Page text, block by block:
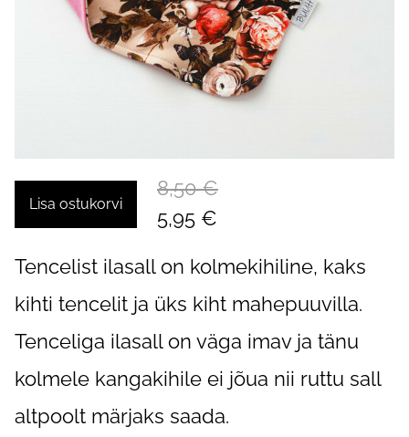
Lisa ostukorvi
8,50 €
5,95 €
Tencelist ilasall on kolmekihiline, kaks
kihti tencelit ja üks kiht mahepuuvilla.
Tenceliga ilasall on väga imav ja tänu
kolmele kangakihile ei jõua nii ruttu sall
altpoolt märjaks saada.